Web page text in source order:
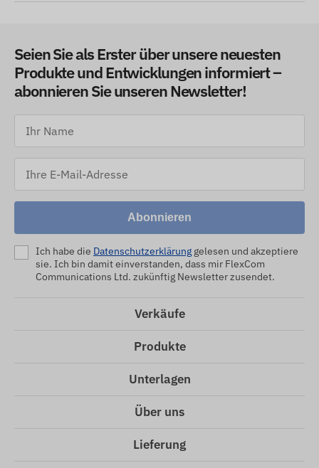
Seien Sie als Erster über unsere neuesten
Produkte und Entwicklungen informiert –
abonnieren Sie unseren Newsletter!
Abonnieren
Ich habe die Datenschutzerklärung gelesen und akzeptiere
sie. Ich bin damit einverstanden, dass mir FlexCom
Communications Ltd. zukünftig Newsletter zusendet.
Verkäufe
Produkte
Unterlagen
Über uns
Lieferung